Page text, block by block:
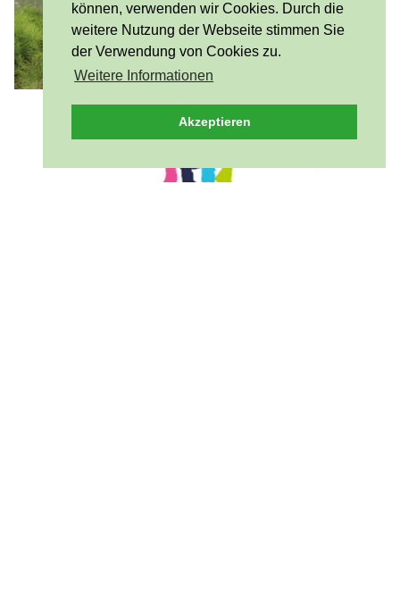
können, verwenden wir Cookies. Durch die
weitere Nutzung der Webseite stimmen Sie
der Verwendung von Cookies zu.
Weitere Informationen
Akzeptieren